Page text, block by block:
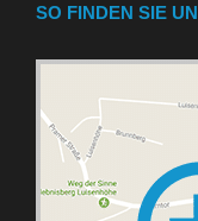
SO FINDEN SIE